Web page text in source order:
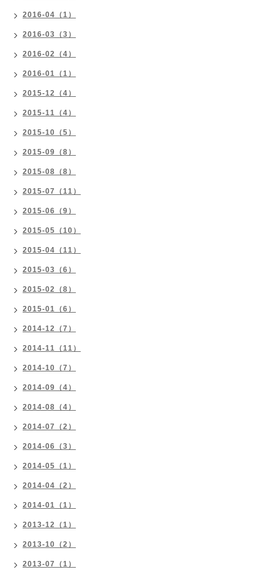
2016-04（1）
2016-03（3）
2016-02（4）
2016-01（1）
2015-12（4）
2015-11（4）
2015-10（5）
2015-09（8）
2015-08（8）
2015-07（11）
2015-06（9）
2015-05（10）
2015-04（11）
2015-03（6）
2015-02（8）
2015-01（6）
2014-12（7）
2014-11（11）
2014-10（7）
2014-09（4）
2014-08（4）
2014-07（2）
2014-06（3）
2014-05（1）
2014-04（2）
2014-01（1）
2013-12（1）
2013-10（2）
2013-07（1）